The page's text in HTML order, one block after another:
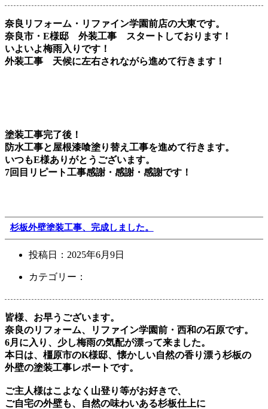
奈良リフォーム・リファイン学園前店の大東です。
奈良市・E様邸 外装工事 スタートしております！
いよいよ梅雨入りです！
外装工事 天候に左右されながら進めて行きます！
塗装工事完了後！
防水工事と屋根漆喰塗り替え工事を進めて行きます。
いつもE様ありがとうございます。
7回目リピート工事感謝・感謝・感謝です！
杉板外壁塗装工事、完成しました。
投稿日： 2025年6月9日
カテゴリー：
皆様、お早うございます。
奈良のリフォーム、リファイン学園前・西和の石原です。
6月に入り、少し梅雨の気配が漂って来ました。
本日は、橿原市のK様邸、懐かしい自然の香り漂う杉板の
外壁の塗装工事レポートです。
ご主人様はこよなく山登り等がお好きで、
ご自宅の外壁も、自然の味わいある杉板仕上に